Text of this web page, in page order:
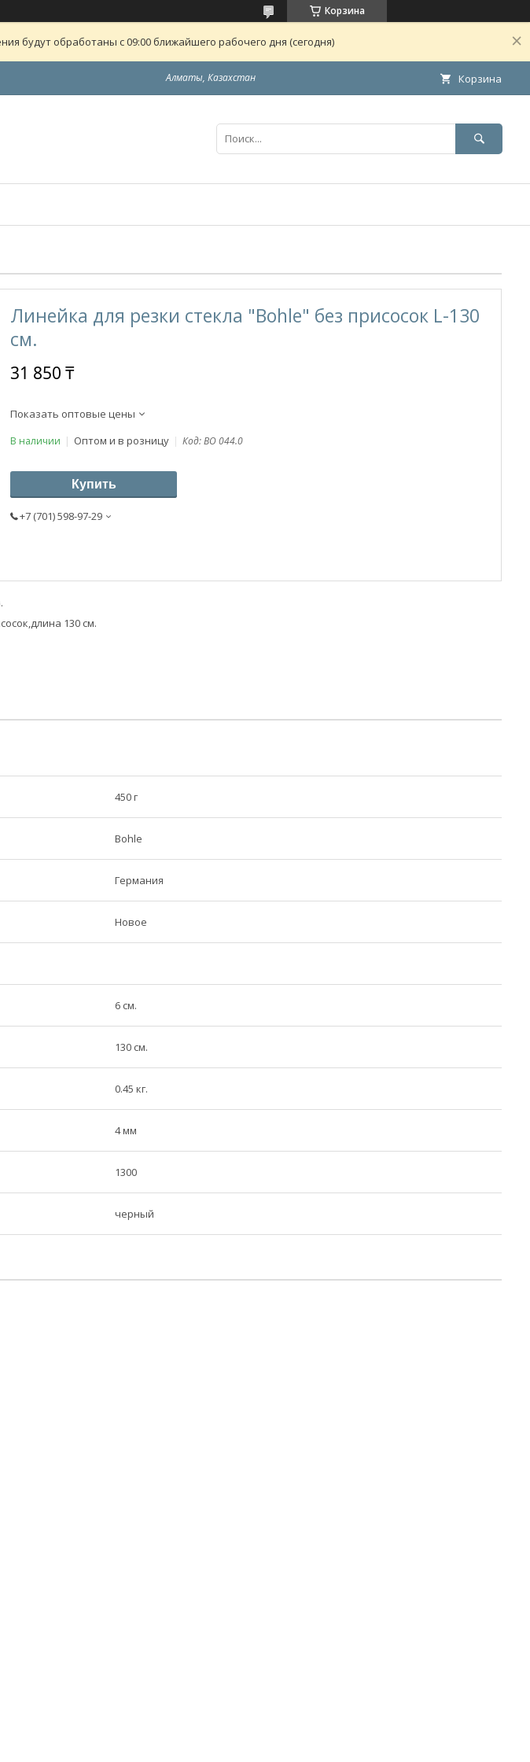
Корзина
будут обработаны с 09:00 ближайшего рабочего дня (сегодня)
Алматы, Казахстан Корзина
Линейка для резки стекла "Bohle" без присосок L-130
см.
31 850 ₸
Показать оптовые цены
В наличии Оптом и в розницу Код:BO 044.0
Купить
+7 (701) 598-97-29
130 см.
450 г
Bohle
Германия
Новое
6 см.
130 см.
0.45 кг.
4 мм
1300
черный